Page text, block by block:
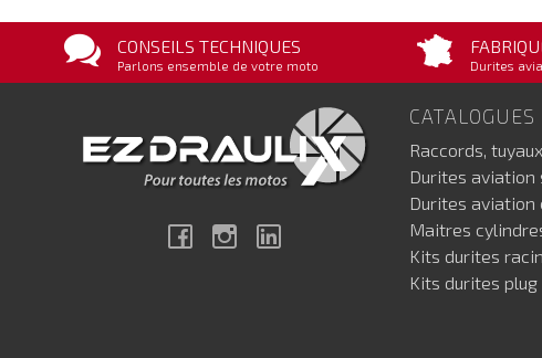
CONSEILS TECHNIQUES
Parlons ensemble de votre moto Durites
FacebookInstagram
CATALOGUES
Raccords,
Durites aviation
Durites aviation
Maitres
Kits durites
Kits durites